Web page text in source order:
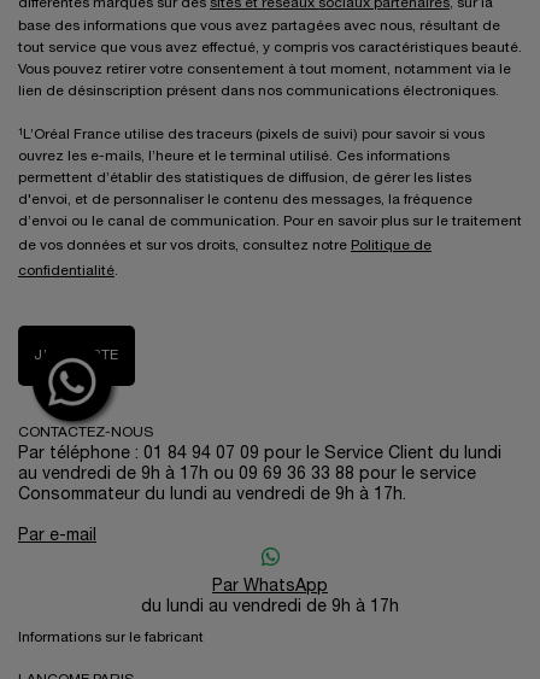
différentes marques sur des sites et réseaux sociaux partenaires , sur la
base des informations que vous avez partagées avec nous, résultant de
tout service que vous avez effectué, y compris vos caractéristiques beauté.
Vous pouvez retirer votre consentement à tout moment, notamment via le
lien de désinscription présent dans nos communications électroniques.
¹L’Oréal France utilise des traceurs (pixels de suivi) pour savoir si vous
ouvrez les e-mails, l’heure et le terminal utilisé. Ces informations
permettent d’établir des statistiques de diffusion, de gérer les listes
d'envoi, et de personnaliser le contenu des messages, la fréquence
d’envoi ou le canal de communication. Pour en savoir plus sur le traitement
de vos données et sur vos droits, consultez notre Politique de
confidentialité
J’ACCEPTE
CONTACTEZ-NOUS
Par téléphone : 01 84 94 07 09 pour le Service Client du lundi
au vendredi de 9h à 17h ou 09 69 36 33 88 pour le service
Consommateur du lundi au vendredi de 9h à 17h.
Par e-mail
Par WhatsApp
du lundi au vendredi de 9h à 17h
Informations sur le fabricant